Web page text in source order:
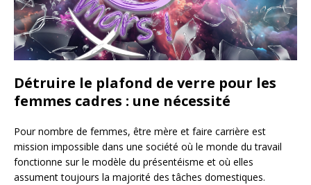
Détruire le plafond de verre pour les
femmes cadres : une nécessité
Pour nombre de femmes, être mère et faire carrière est
mission impossible dans une société où le monde du travail
fonctionne sur le modèle du présentéisme et où elles
assument toujours la majorité des tâches domestiques.